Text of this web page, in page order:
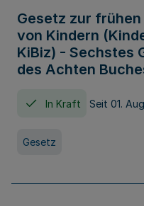
Gesetz zur
von Kindern
KiBiz) - Sechstes
des Achten
In Kraft Seit 01.
Gesetz